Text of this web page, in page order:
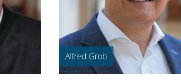
Alfred Grob